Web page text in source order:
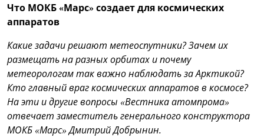
Что МОКБ «Марс» создает для космических
аппаратов
Какие задачи решают метеоспутники? Зачем их
размещать на разных орбитах и почему
метеорологам так важно наблюдать за Арктикой?
Кто главный враг космических аппаратов в космосе?
На эти и другие вопросы «Вестника атомпрома»
отвечает заместитель генерального конструктора
МОКБ «Марс» Дмитрий Добрынин.